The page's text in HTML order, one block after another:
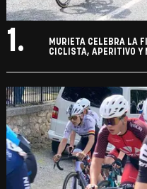
1.
MURIETA CELEBRA LA
CICLISTA, APERITIVO Y